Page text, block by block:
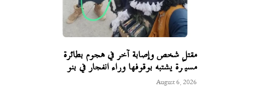
مقتل شخص وإصابة آخر في هجوم بطائرة
مسيّرة يشتبه بوقوفها وراء انفجار في بنو
August 6, 2026